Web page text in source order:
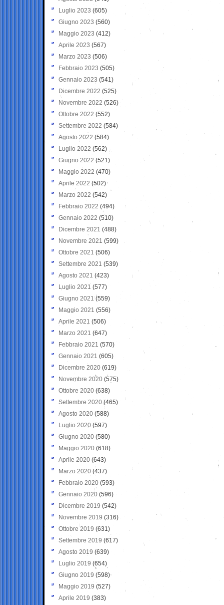
Luglio 2023 (605)
Giugno 2023 (560)
Maggio 2023 (412)
Aprile 2023 (567)
Marzo 2023 (506)
Febbraio 2023 (505)
Gennaio 2023 (541)
Dicembre 2022 (525)
Novembre 2022 (526)
Ottobre 2022 (552)
Settembre 2022 (584)
Agosto 2022 (584)
Luglio 2022 (562)
Giugno 2022 (521)
Maggio 2022 (470)
Aprile 2022 (502)
Marzo 2022 (542)
Febbraio 2022 (494)
Gennaio 2022 (510)
Dicembre 2021 (488)
Novembre 2021 (599)
Ottobre 2021 (506)
Settembre 2021 (539)
Agosto 2021 (423)
Luglio 2021 (577)
Giugno 2021(559)
Maggio 2021 (556)
Aprile 2021 (506)
Marzo 2021 (647)
Febbraio 2021 (570)
Gennaio 2021 (605)
Dicembre 2020 (619)
Novembre 2020 (575)
Ottobre 2020 (638)
Settembre 2020(465)
Agosto 2020 (588)
Luglio 2020 (597)
Giugno 2020 (580)
Maggio 2020 (618)
Aprile 2020 (643)
Marzo 2020 (437)
Febbraio 2020 (593)
Gennaio 2020 (596)
Dicembre 2019 (542)
Novembre 2019 (316)
Ottobre 2019 (631)
Settembre 2019 (617)
Agosto 2019 (639)
Luglio 2019 (654)
Giugno 2019 (598)
Maggio 2019 (527)
Aprile 2019 (383)